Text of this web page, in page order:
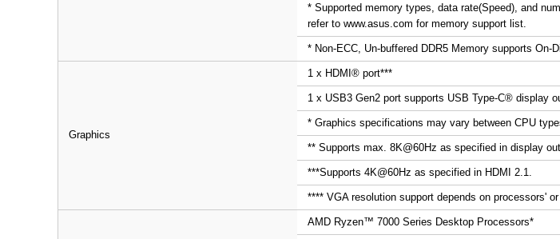
* Supported memory types, data rate(Speed), and
refer to www.asus.com for memory support list.
* Non-ECC, Un-buffered DDR5 Memory supports On-
Graphics
1 x HDMI® port***
1 x USB3 Gen2 port supports USB Type-C® display
* Graphics specifications may vary between CPU
** Supports max. 8K@60Hz as specified in display
***Supports 4K@60Hz as specified in HDMI 2.1.
**** VGA resolution support depends on processors'
AMD Ryzen™ 7000 Series Desktop Processors*